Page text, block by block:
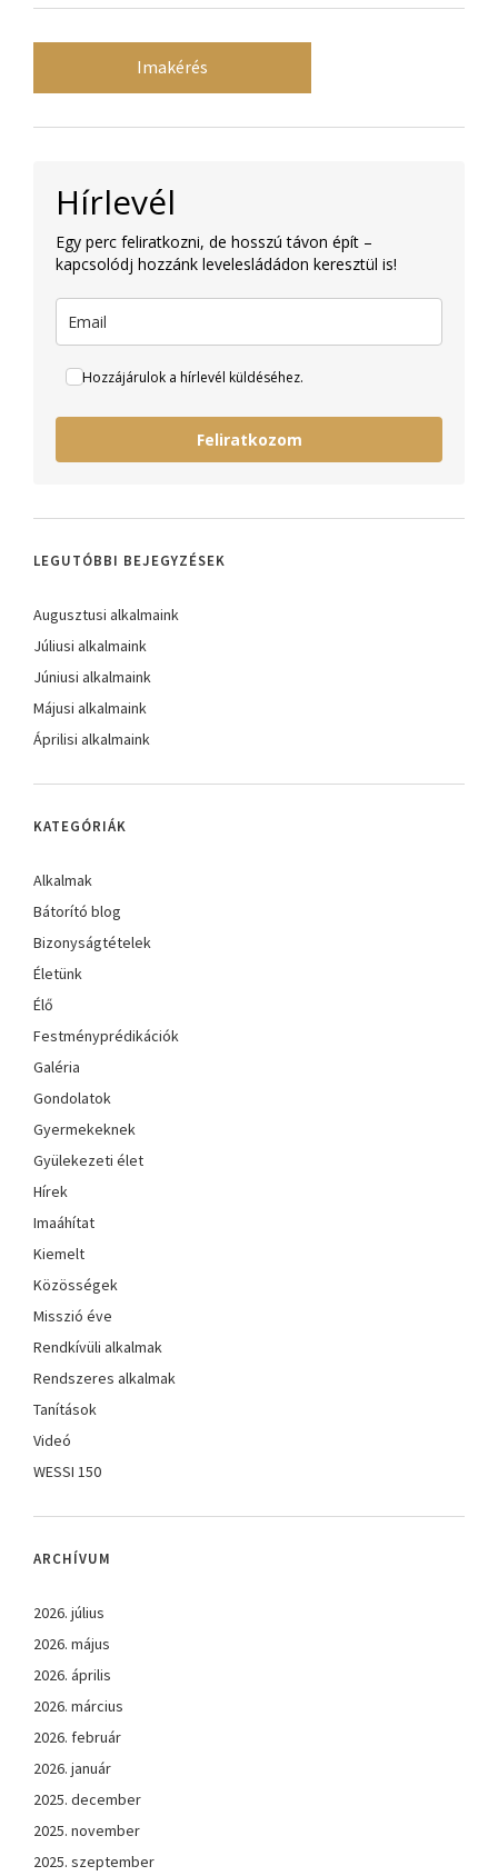
Imakérés
Hírlevél
Egy perc feliratkozni, de hosszú távon épít –
kapcsolódj hozzánk levelesládádon keresztül is!
Hozzájárulok a hírlevél küldéséhez.
Feliratkozom
LEGUTÓBBI BEJEGYZÉSEK
Augusztusi alkalmaink
Júliusi alkalmaink
Júniusi alkalmaink
Májusi alkalmaink
Áprilisi alkalmaink
KATEGÓRIÁK
Alkalmak
Bátorító blog
Bizonyságtételek
Életünk
Élő
Festményprédikációk
Galéria
Gondolatok
Gyermekeknek
Gyülekezeti élet
Hírek
Imaáhítat
Kiemelt
Közösségek
Misszió éve
Rendkívüli alkalmak
Rendszeres alkalmak
Tanítások
Videó
WESSI 150
ARCHÍVUM
2026. július
2026. május
2026. április
2026. március
2026. február
2026. január
2025. december
2025. november
2025. szeptember